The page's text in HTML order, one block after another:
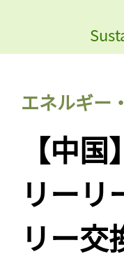
エネルギー
【中
リーリ
リー交